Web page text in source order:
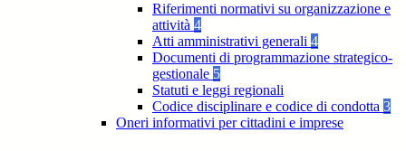
Riferimenti normativi su organizzazione e
attività 4
Atti amministrativi generali 4
Documenti di programmazione strategico-
gestionale 5
Statuti e leggi regionali
Codice disciplinare e codice di condotta 3
Oneri informativi per cittadini e imprese